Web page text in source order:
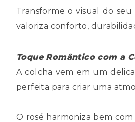
Transforme o visual do
valoriza conforto,
Toque Romântico com a
A colcha vem em um
perfeita para criar uma
O rosé harmoniza bem